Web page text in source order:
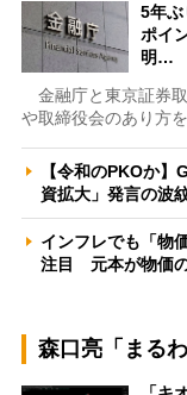
5年ぶ
ポイ
明…
金融庁と東京証券
や取締役会のあり方
【令和のPKOか
資拡大」発言の
インフレでも「物
注目 元本が物価
森口亮「まる